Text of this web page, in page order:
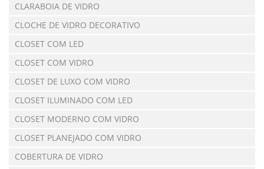
CLARABOIA DE VIDRO
CLOCHE DE VIDRO DECORATIVO
CLOSET COM LED
CLOSET COM VIDRO
CLOSET DE LUXO COM VIDRO
CLOSET ILUMINADO COM LED
CLOSET MODERNO COM VIDRO
CLOSET PLANEJADO COM VIDRO
COBERTURA DE VIDRO